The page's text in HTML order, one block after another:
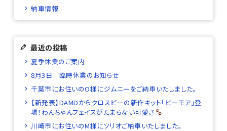
納車情報
最近の投稿
夏季休業のご案内
8月3日 臨時休業のお知らせ
千葉市にお住いのO様にジムニーをご納車いたしました。
【新発表】DAMDからクロスビーの新作キット「ビーモア」登
場！わんちゃんフェイスがたまらない可愛さ
川崎市にお住いのM様にソリオご納車いたしました。